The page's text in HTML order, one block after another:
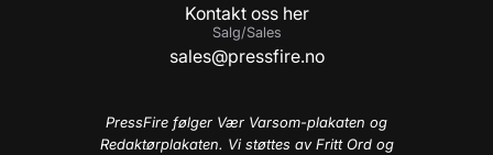
Kontakt oss her
Salg/Sales
sales@pressfire.no
PressFire følger Vær Varsom-plakaten og
Redaktørplakaten. Vi støttes av Fritt Ord og